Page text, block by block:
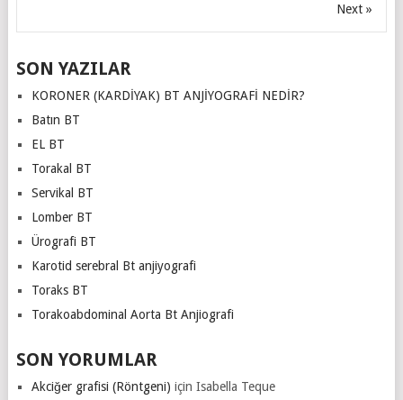
Next »
SON YAZILAR
KORONER (KARDİYAK) BT ANJİYOGRAFİ NEDİR?
Batın BT
EL BT
Torakal BT
Servikal BT
Lomber BT
Ürografi BT
Karotid serebral Bt anjiyografi
Toraks BT
Torakoabdominal Aorta Bt Anjiografi
SON YORUMLAR
Akciğer grafisi (Röntgeni) için Isabella Teque